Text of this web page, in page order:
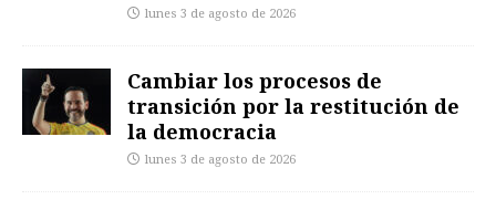
lunes 3 de agosto de 2026
Cambiar los procesos de
transición por la restitución de
la democracia
lunes 3 de agosto de 2026